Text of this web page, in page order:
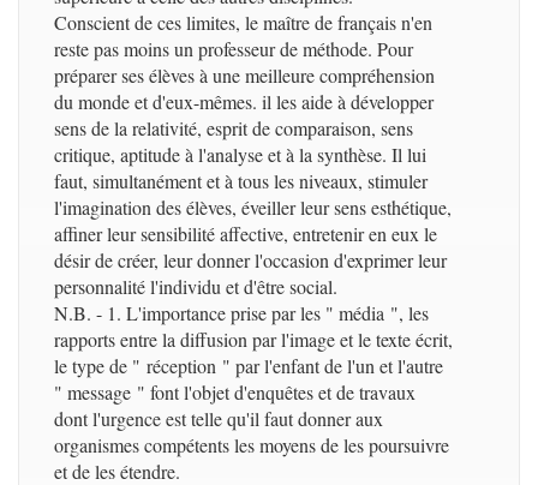
Conscient de ces limites, le maître de français n'en
reste pas moins un professeur de méthode. Pour
préparer ses élèves à une meilleure compréhension
du monde et d'eux-mêmes. il les aide à développer
sens de la relativité, esprit de comparaison, sens
critique, aptitude à l'analyse et à la synthèse. Il lui
faut, simultanément et à tous les niveaux, stimuler
l'imagination des élèves, éveiller leur sens esthétique,
affiner leur sensibilité affective, entretenir en eux le
désir de créer, leur donner l'occasion d'exprimer leur
personnalité l'individu et d'être social.
N.B. - 1. L'importance prise par les " média ", les
rapports entre la diffusion par l'image et le texte écrit,
le type de " réception " par l'enfant de l'un et l'autre
" message " font l'objet d'enquêtes et de travaux
dont l'urgence est telle qu'il faut donner aux
organismes compétents les moyens de les poursuivre
et de les étendre.